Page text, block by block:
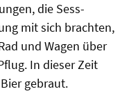
die Sess­
mit sich brachten,
und Wagen über
In dieser Zeit
gebraut.